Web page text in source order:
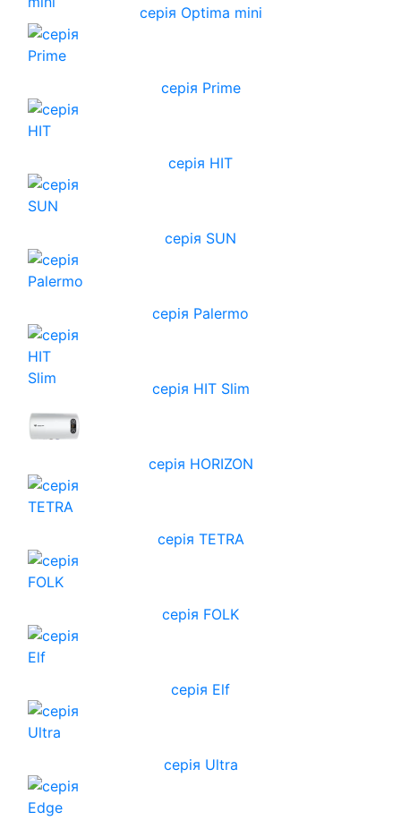
серія Optima mini
серія Prime
серія HIT
серія SUN
серія Palermo
серія HIT Slim
cерія HORIZON
серія TETRA
серія FOLK
серія Elf
серія Ultra